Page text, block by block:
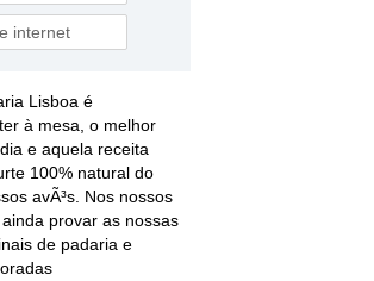
internet
Lisboa é
à mesa, o melhor
e aquela receita
100% natural do
avÃ³s. Nos nossos
ainda provar as nossas
de padaria e